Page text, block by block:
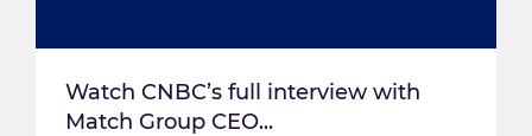
Watch CNBC’s full interview with
Match Group CEO...